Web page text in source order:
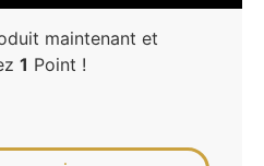
maintenant et
1 Point !